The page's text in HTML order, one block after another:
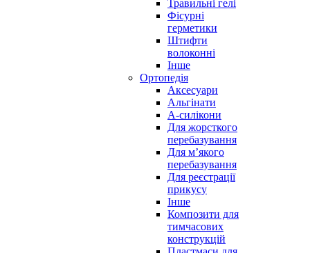
Травильні гелі
Фісурні
герметики
Штифти
волоконні
Інше
Ортопедія
Аксесуари
Альгінати
А-силікони
Для жорсткого
перебазування
Для м’якого
перебазування
Для реєстрації
прикусу
Інше
Композити для
тимчасових
конструкцій